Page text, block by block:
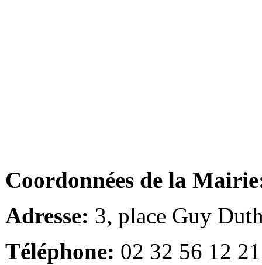
Coordonnées de la
Adresse: 3, place Guy
Téléphone: 02 32 56 12 21